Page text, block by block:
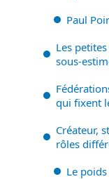
Paul
Les
sous-
qui fixent
Créateur,
rôles
Le